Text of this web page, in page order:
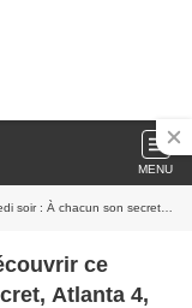
MENU
secret, Atlanta 4, Comptine mortelle.
ce
Atlanta 4,